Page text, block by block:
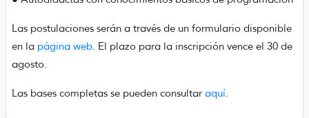
Las postulaciones serán a través de un formulario disponible
en la página web. El plazo para la inscripción vence el 30 de
agosto.
Las bases completas se pueden consultar aquí.